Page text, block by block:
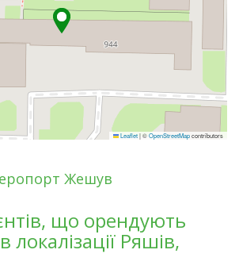
Leaflet|©OpenStreetMapcontributors
Жешув
що орендують
локалізації Ряшів,